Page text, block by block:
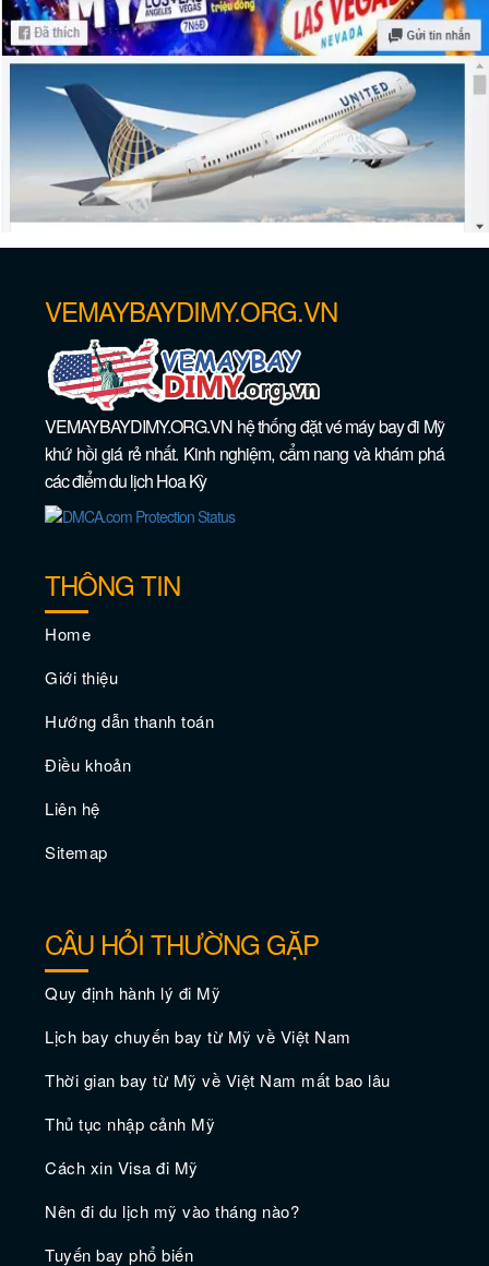
Vé máy bay giá rẻ đi Newark – New
Jersey
Vé máy bay giá rẻ đi Saint Paul –
Minnesota
Vé máy bay giá rẻ đi Annapolis –
VEMAYBAYDIMY.ORG.VN
VEMAYBAYDIMY.ORG.VN hệ thống đặt vé máy bay đi Mỹ
khứ hồi giá rẻ nhất. Kinh nghiệm, cẩm nang và khám phá
các điểm du lịch Hoa Kỳ
THÔNG TIN
Home
Giới thiệu
Hướng dẫn thanh toán
Điều khoản
Liên hệ
Sitemap
CÂU HỎI THƯỜNG GẶP
Quy định hành lý đi Mỹ
Lịch bay chuyến bay từ Mỹ về Việt Nam
Thời gian bay từ Mỹ về Việt Nam mất bao lâu
Thủ tục nhập cảnh Mỹ
Cách xin Visa đi Mỹ
Nên đi du lịch mỹ vào tháng nào?
Tuyến bay phổ biến